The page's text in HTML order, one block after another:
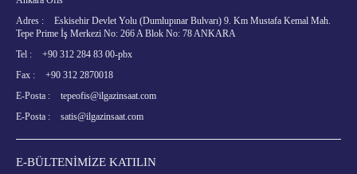
Adres :
Eskisehir Devlet Yolu (Dumlupınar Bulvarı) 9. Km Mustafa Kemal Mah.
Tepe Prime İş Merkezi No: 266 A Blok No: 78 ANKARA
Tel :
+90 312 284 83 00-pbx
Fax :
+90 312 2870018
E-Posta :
tepeofis@ilgazinsaat.com
E-Posta :
satis@ilgazinsaat.com
E-BÜLTENİMİZE KATILIN